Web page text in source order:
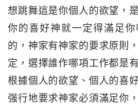
想跳舞這是你個人的欲望，
你的喜好神就一定得滿足
的，神家有神家的要求原則
定，選擇誰作哪項工作都是
根據個人的欲望、個人的喜
强行地要求神家必須滿足你